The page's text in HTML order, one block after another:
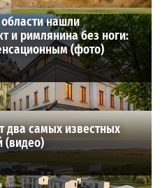
нашли
и римлянина без ноги:
(фото)
два самых известных
(видео)